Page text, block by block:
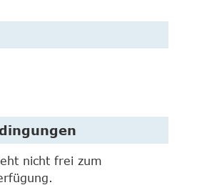
nicht frei zum